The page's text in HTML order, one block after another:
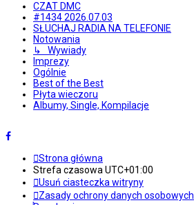
CZAT DMC
#1434 2026.07.03
SŁUCHAJ RADIA NA TELEFONIE
Notowania
↳ Wywiady
Imprezy
Ogólnie
Best of the Best
Płyta wieczoru
Albumy, Single, Kompilacje
Strona główna
Strefa czasowaUTC+01:00
Usuń ciasteczka witryny
Zasady ochrony danych osobowych